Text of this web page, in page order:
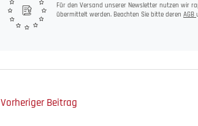
Für den Versand unserer Newsletter nutzen wir
übermittelt werden. Beachten Sie bitte deren AGB
Vorheriger Beitrag